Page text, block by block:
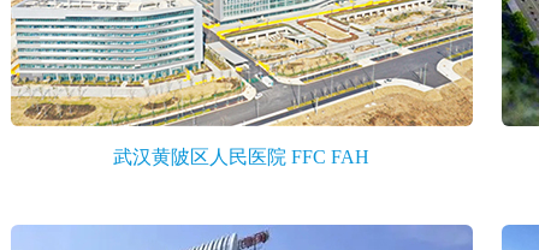
武汉黄陂区人民医院 FFC FAH